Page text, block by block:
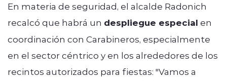
En materia de seguridad, el alcalde Radonich
recalcó que habrá un despliegue especial en
coordinación con Carabineros, especialmente
en el sector céntrico y en los alrededores de los
recintos autorizados para fiestas: "Vamos a